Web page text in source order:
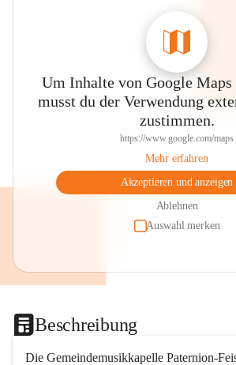
Um Inhalte von Google Maps
musst du der Verwendung
zustimmen.
https://www.google.com/maps
Mehr erfahren
Akzeptieren und anzeigen
Ablehnen
Auswahl merken
Beschreibung
Die Gemeindemusikkapelle Paternion-